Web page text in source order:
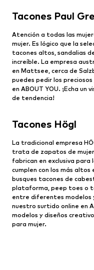
Tacones Paul
Atención a todas las
mujer. Es lógico que la
tacones altos, sandalias
increíble. La empresa
en Mattsee, cerca de
puedes pedir los preciosos
en ABOUT YOU. ¡Echa
de tendencia!
Tacones Högl
La tradicional empresa
trata de zapatos de
fabrican en exclusiva para
cumplen con los más
busques tacones de
plataforma, peep toes o
entre diferentes modelos
nuestro surtido online en
modelos y diseños
para mujer.